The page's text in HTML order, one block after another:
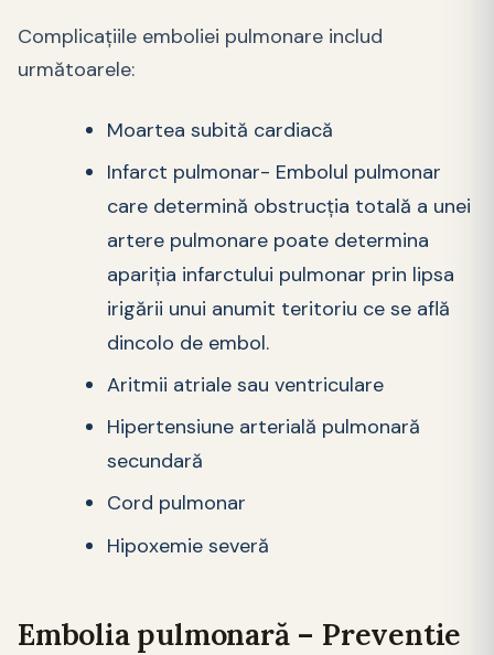
Complicațiile emboliei pulmonare includ
următoarele:
Moartea subită cardiacă
Infarct pulmonar- Embolul pulmonar
care determină obstrucția totală a unei
artere pulmonare poate determina
apariția infarctului pulmonar prin lipsa
irigării unui anumit teritoriu ce se află
dincolo de embol.
Aritmii atriale sau ventriculare
Hipertensiune arterială pulmonară
secundară
Cord pulmonar
Hipoxemie severă
Embolia pulmonară – Preventie